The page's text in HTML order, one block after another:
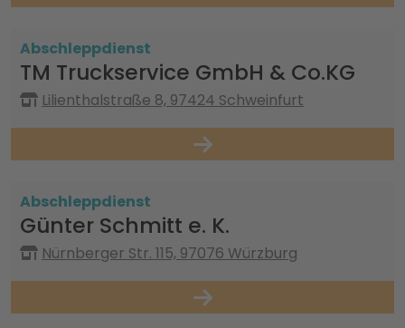
Abschleppdienst
TM Truckservice GmbH & Co.KG
Lilienthalstraße 8, 97424 Schweinfurt
Abschleppdienst
Günter Schmitt e. K.
Nürnberger Str. 115, 97076 Würzburg